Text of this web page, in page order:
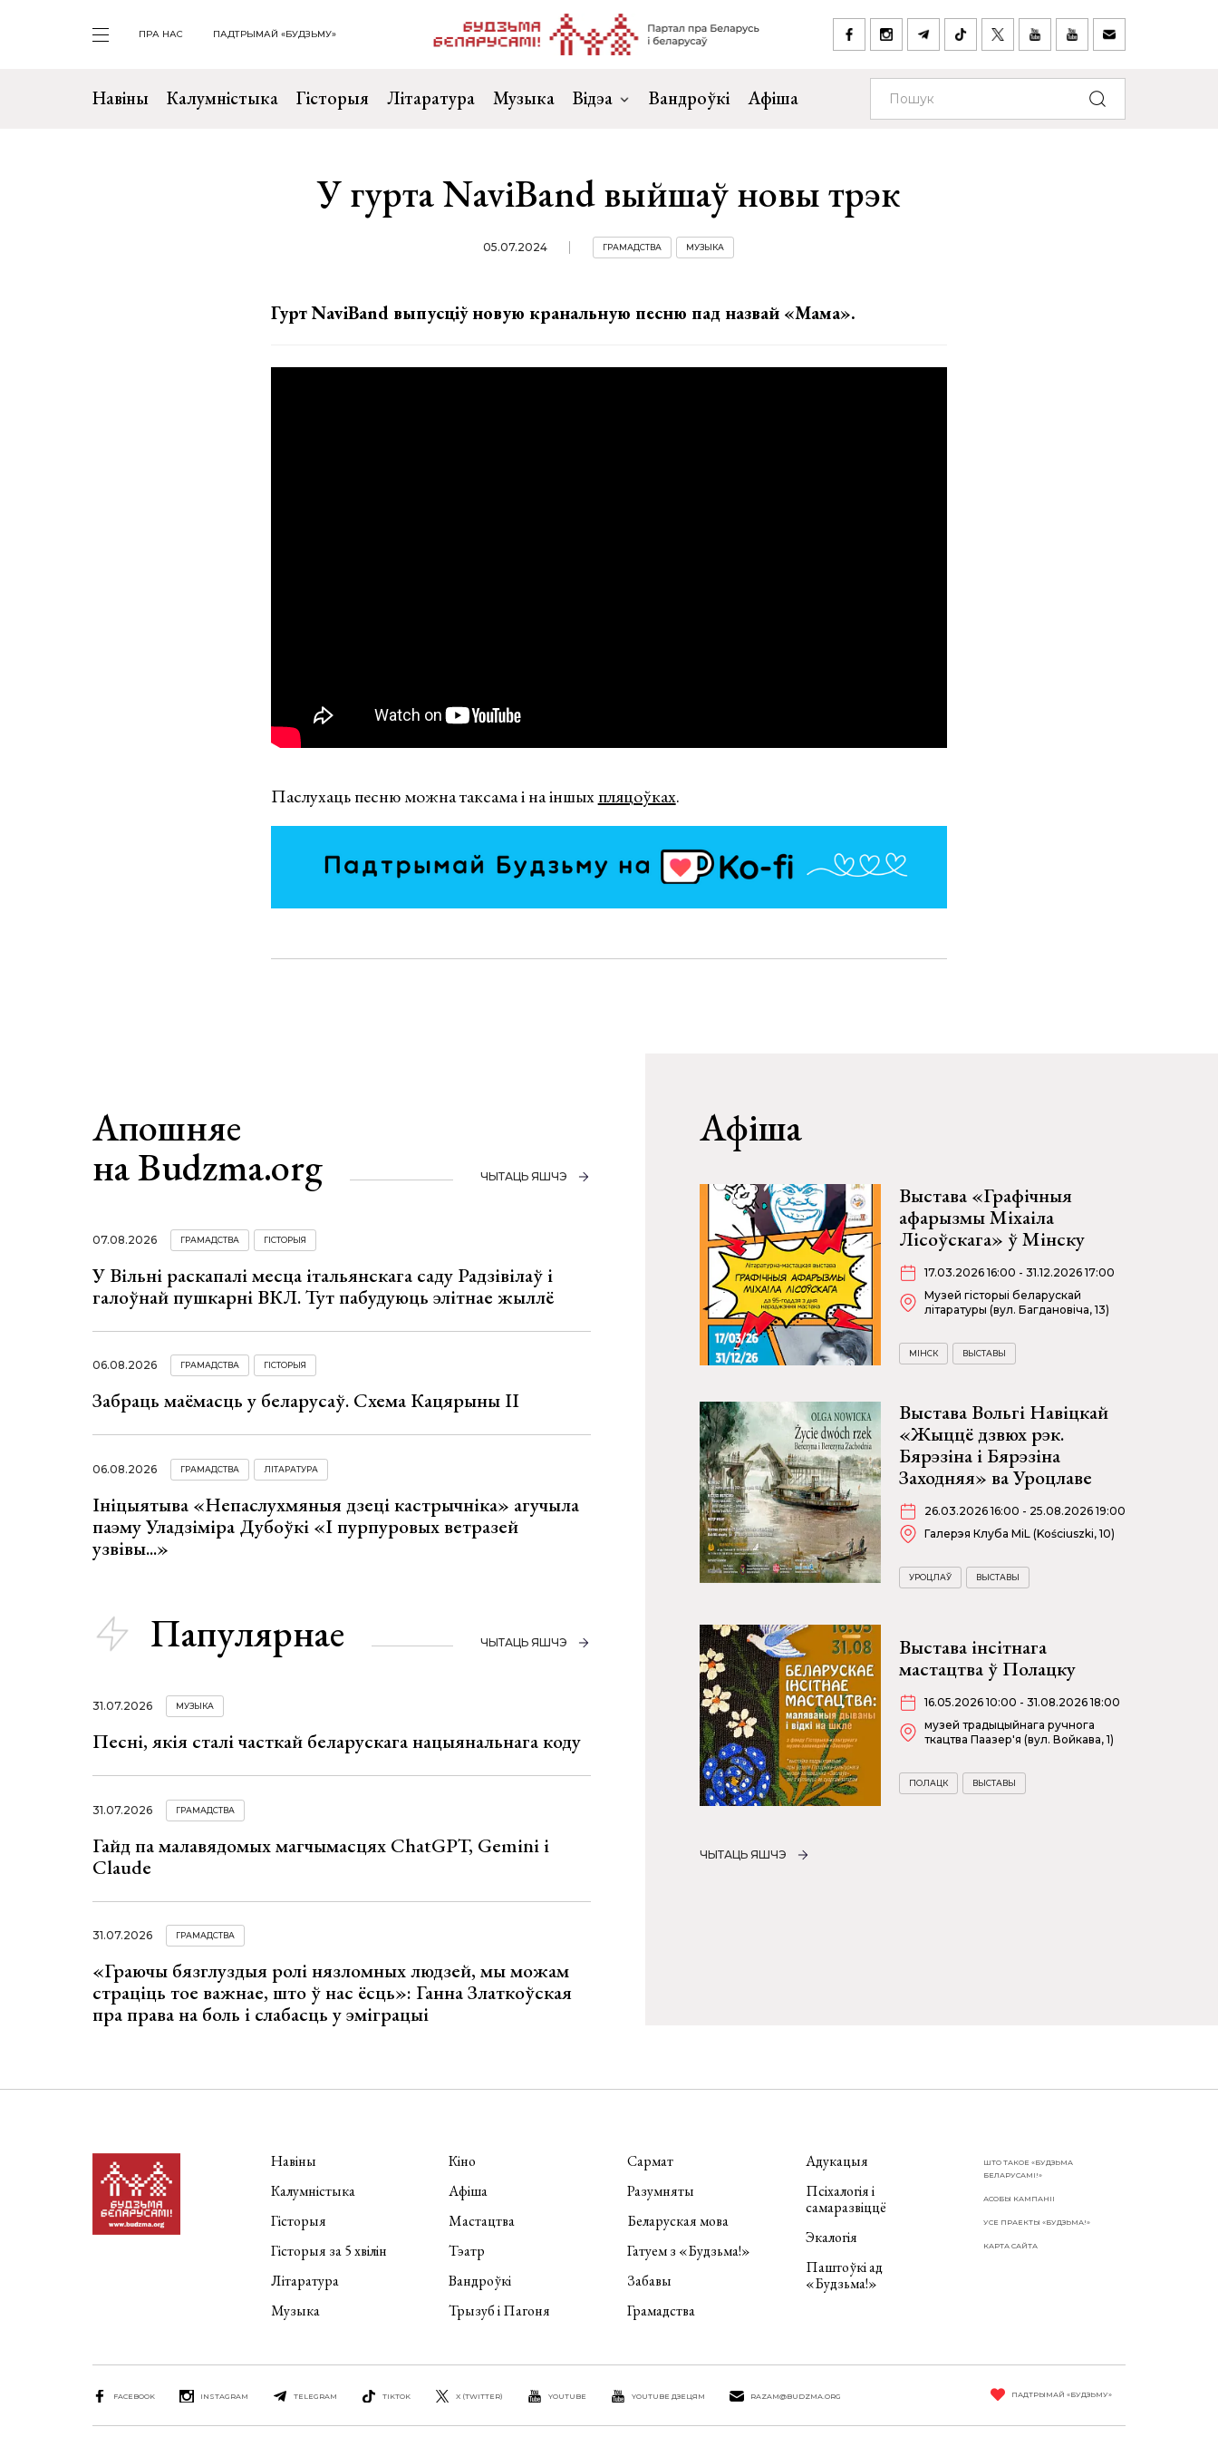
ПРА НАС ПАДТРЫМАЙ «БУДЗЬМУ»
Навіны Калумністыка Гісторыя Літаратура Музыка Відэа Вандроўкі Афіша
У гурта NaviBand выйшаў новы трэк
05.07.2024 ГРАМАДСТВА МУЗЫКА
Гурт NaviBand выпусціў новую кранальную песню пад назвай «Мама».
Паслухаць песню можна таксама і на іншыхпляцоўках.
Апошняе
на Budzma.org
ЧЫТАЦЬ ЯШЧЭ
07.08.2026 ГРАМАДСТВА ГІСТОРЫЯ
У Вільні раскапалі месца італьянскага саду Радзівілаў і
галоўнай пушкарні ВКЛ. Тут пабудуюць элітнае жыллё
06.08.2026 ГРАМАДСТВА ГІСТОРЫЯ
Забраць маёмасць у беларусаў. Схема Кацярыны ІІ
06.08.2026 ГРАМАДСТВА ЛІТАРАТУРА
Ініцыятыва «Непаслухмяныя дзеці кастрычніка» агучыла
паэму Уладзіміра Дубоўкі «І пурпуровых ветразей
узвівы...»
Папулярнае ЧЫТАЦЬ ЯШЧЭ
31.07.2026 МУЗЫКА
Песні, якія сталі часткай беларускага нацыянальнага коду
31.07.2026 ГРАМАДСТВА
Гайд па малавядомых магчымасцях ChatGPT, Gemini і
Claude
31.07.2026 ГРАМАДСТВА
«Граючы бязглуздыя ролі нязломных людзей, мы можам
страціць тое важнае, што ў нас ёсць»: Ганна Златкоўская
пра права на боль і слабасць у эміграцыі
Афіша
Выстава «Графічныя
афарызмы Міхаіла
Лісоўскага» ў Мінску
17.03.2026 16:00 - 31.12.2026 17:00
Музей гісторыі беларускай
літаратуры (вул. Багдановіча, 13)
МІНСК ВЫСТАВЫ
Выстава Вольгі Навіцкай
«Жыццё дзвюх рэк.
Бярэзіна і Бярэзіна
Заходняя» ва Уроцлаве
26.03.2026 16:00 - 25.08.2026 19:00
Галерэя Клуба MiL (Kościuszki, 10)
УРОЦЛАЎ ВЫСТАВЫ
Выстава інсітнага
мастацтва ў Полацку
16.05.2026 10:00 - 31.08.2026 18:00
музей традыцыйнага ручнога
ткацтва Паазер'я (вул. Войкава, 1)
ПОЛАЦК ВЫСТАВЫ
ЧЫТАЦЬ ЯШЧЭ
Навіны
Калумністыка
Гісторыя
Гісторыя за 5 хвілін
Літаратура
Музыка
Кіно
Афіша
Мастацтва
Тэатр
Вандроўкі
Трызуб і Пагоня
Сармат
Разумняты
Беларуская мова
Гатуем з «Будзьма!»
Забавы
Грамадства
Адукацыя
Псіхалогія і
самаразвіццё
Экалогія
Паштоўкі ад
«Будзьма!»
ШТО ТАКОЕ «БУДЗЬМА
БЕЛАРУСАМІ!»
АСОБЫ КАМПАНІІ
УСЕ ПРАЕКТЫ «БУДЗЬМА!»
КАРТА САЙТА
FACEBOOK INSTAGRAM TELEGRAM TIKTOK X (TWITTER) YOUTUBE YOUTUBE ДЗЕЦЯМ RAZAM@BUDZMA.ORG ПАДТРЫМАЙ «БУДЗЬМУ»